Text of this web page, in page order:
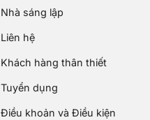
Nhà sáng lập
Liên hệ
Khách hàng thân thiết
Tuyển dụng
Điều khoản và Điều kiện